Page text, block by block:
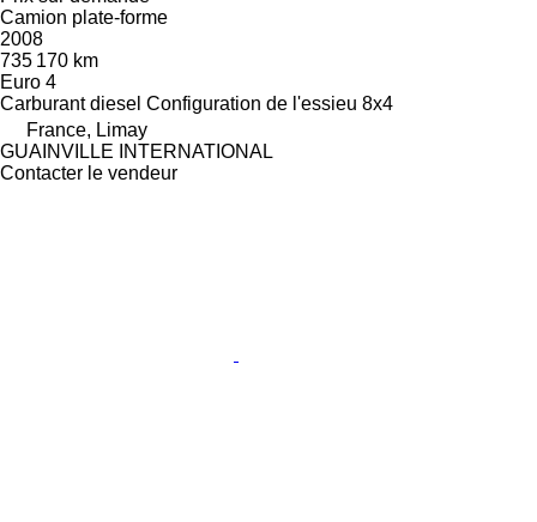
Camion plate-forme
2008
735 170 km
Euro 4
Carburant diesel Configuration de l'essieu 8x4
France, Limay
GUAINVILLE INTERNATIONAL
Contacter le vendeur